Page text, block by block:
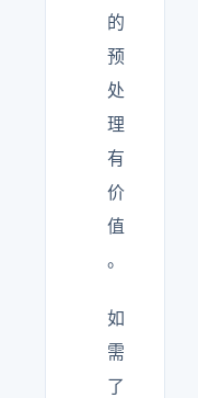
的
预
处
理
有
价
值
。
如
需
了